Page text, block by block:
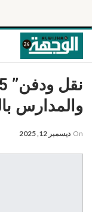
والمدارس
On ديسمبر 12, 2025